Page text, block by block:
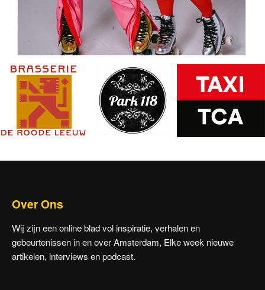
Over Ons
Wij zijn een online blad vol inspiratie, verhalen en
gebeurtenissen in en over Amsterdam, Elke week nieuwe
artikelen, interviews en podcast.